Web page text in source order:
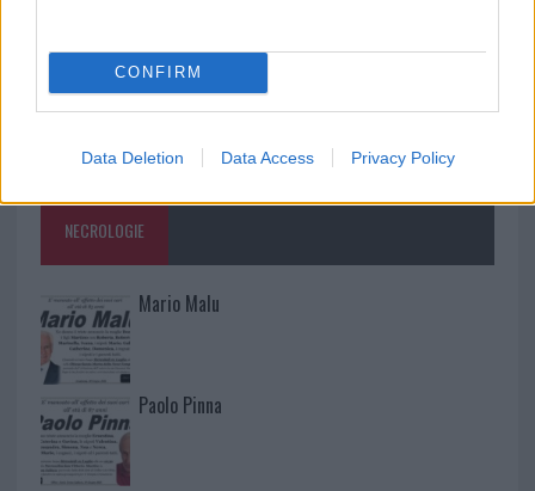
CONFIRM
Data Deletion Data Access Privacy Policy
NECROLOGIE
Mario Malu
Paolo Pinna